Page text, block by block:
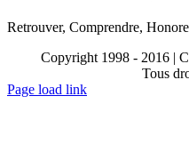
Retrouver, Comprendre,
Copyright 1998 - 2016 |
Tous
Toggle
Page load link